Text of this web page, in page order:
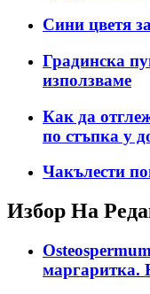
Сини цветя
Градинска
използваме
Как да
по стъпка у
Чакълести
Избор На
маргаритка.